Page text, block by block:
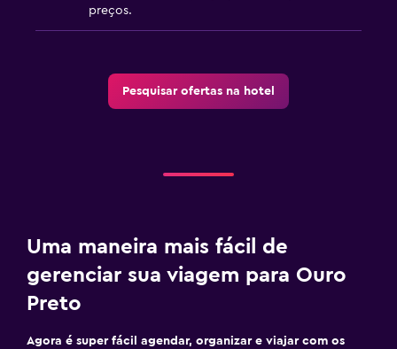
preços.
Pesquisar ofertas na hotel
Uma maneira mais fácil de
gerenciar sua viagem para Ouro
Preto
Agora é super fácil agendar, organizar e viajar com os